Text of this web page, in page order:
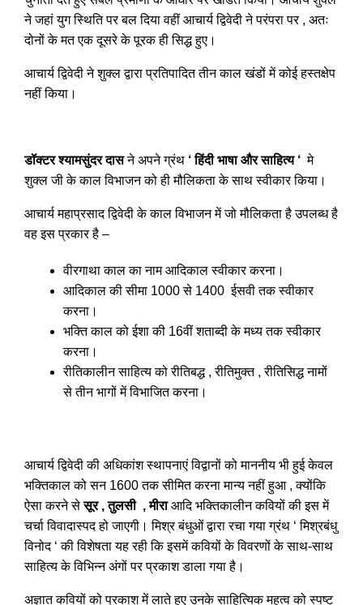
ने जहां युग स्थिति पर बल दिया वहीं आचार्य द्विवेदी ने परंपरा पर , अतः
दोनों के मत एक दूसरे के पूरक ही सिद्ध हुए।
आचार्य द्विवेदी ने शुक्ल द्वारा प्रतिपादित तीन काल खंडों में कोई हस्तक्षेप
नहीं किया।
डॉक्टर श्यामसुंदर दासने अपने ग्रंथ ‘ हिंदी भाषा और साहित्य ‘ मे
शुक्ल जी के काल विभाजन को ही मौलिकता के साथ स्वीकार किया।
आचार्य महाप्रसाद द्विवेदी के काल विभाजन में जो मौलिकता है उपलब्ध है
वह इस प्रकार है –
वीरगाथा काल का नाम आदिकाल स्वीकार करना।
आदिकाल की सीमा 1000 से 1400 ईसवी तक स्वीकार
करना।
भक्ति काल को ईशा की 16वीं शताब्दी के मध्य तक स्वीकार
करना।
रीतिकालीन साहित्य को रीतिबद्ध , रीतिमुक्त , रीतिसिद्ध नामों
से तीन भागों में विभाजित करना।
आचार्य द्विवेदी की अधिकांश स्थापनाएं विद्वानों को माननीय भी हुई केवल
भक्तिकाल को सन 1600 तक सीमित करना मान्य नहीं हुआ , क्योंकि
ऐसा करने सेसूर , तुलसी , मीराआदि भक्तिकालीन कवियों की इस में
चर्चा विवादास्पद हो जाएगी। मिश्र बंधुओं द्वारा रचा गया ग्रंथ ‘ मिश्रबंधु
विनोद ‘ की विशेषता यह रही कि इसमें कवियों के विवरणों के साथ-साथ
साहित्य के विभिन्न अंगों पर प्रकाश डाला गया है।
अज्ञात कवियों को प्रकाश में लाते हुए उनके साहित्यिक महत्व को स्पष्ट